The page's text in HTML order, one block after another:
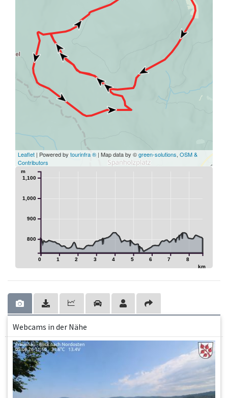
Leaflet | Powered by tourinfra ® | Map data by ©green-solutions, OSM &
Contributors
0 1 2 3 4 5 6 7 8
km
800
900
1,000
1,100
m
Webcams in der Nähe